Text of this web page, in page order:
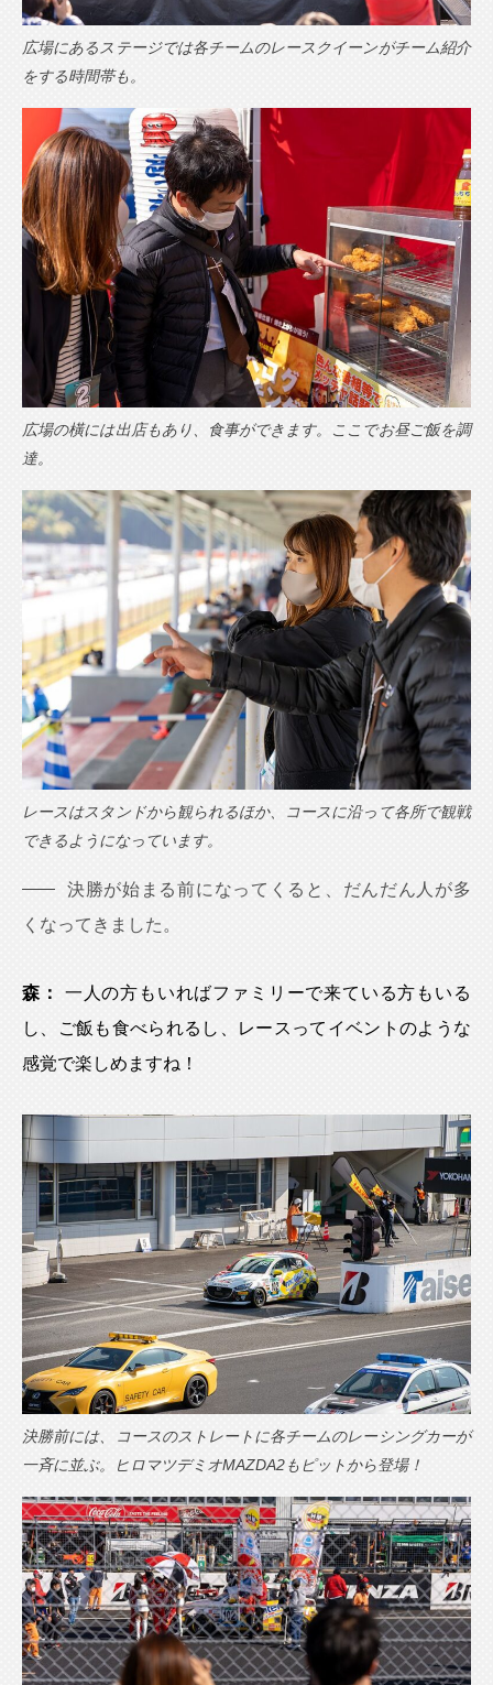
広場にあるステージでは各チームのレースクイーンがチーム紹介
をする時間帯も。
広場の橫には出店もあり、食事ができます。ここでお昼ご飯を調
達。
レースはスタンドから観られるほか、コースに沿って各所で観戦
できるようになっています。
決勝が始まる前になってくると、だんだん人が多
くなってきました。
森：
一人の方もいればファミリーで来ている方もいる
し、ご飯も食べられるし、レースってイベントのような
感覚で楽しめますね！
決勝前には、コースのストレートに各チームのレーシングカーが
一斉に並ぶ。ヒロマツデミオMAZDA2もピットから登場！